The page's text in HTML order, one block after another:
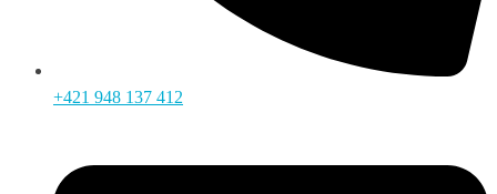
+421 948 137 412